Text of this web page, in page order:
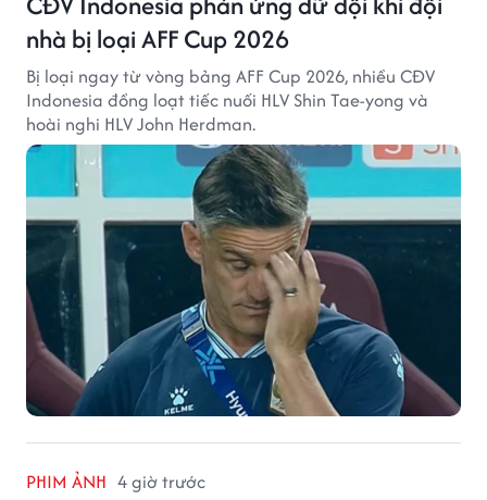
nhà bị loại AFF Cup 2026
Bị loại ngay từ vòng bảng AFF Cup 2026, nhiều CĐV
Indonesia đồng loạt tiếc nuối HLV Shin Tae-yong và
hoài nghi HLV John Herdman.
PHIM ẢNH 4 giờ trước